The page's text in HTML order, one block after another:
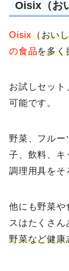
Oisix（お
Oisix（おい
の食品を多く
お試しセット
可能です。
野菜、フルー
子、飲料、キ
調理用具をそ
他にも野菜や
スはたくさん
野菜など健康